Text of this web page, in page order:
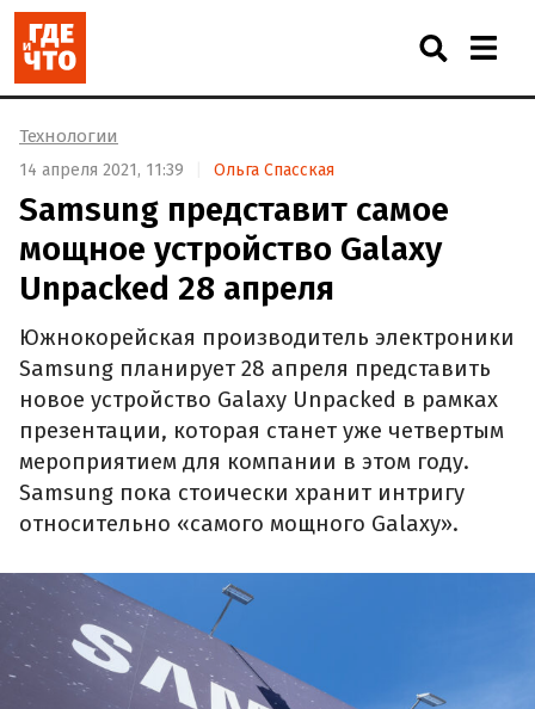
Технологии
14 апреля 2021, 11:39 Ольга Спасская
Samsung представит самое
мощное устройство Galaxy
Unpacked 28 апреля
Южнокорейская производитель электроники
Samsung планирует 28 апреля представить
новое устройство Galaxy Unpacked в рамках
презентации, которая станет уже четвертым
мероприятием для компании в этом году.
Samsung пока стоически хранит интригу
относительно «самого мощного Galaxy».